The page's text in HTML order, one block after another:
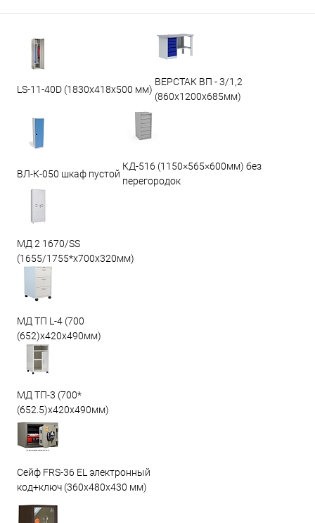
LS-11-40D (1830x418x500 мм)
ВЕРСТАК ВП - 3/1,2
(860х1200х685мм)
ВЛ-К-050 шкаф пустой
КД-516 (1150×565×600мм) без
перегородок
МД 2 1670/SS
(1655/1755*x700x320мм)
МД ТП L-4 (700
(652)x420x490мм)
МД ТП-3 (700*
(652.5)x420x490мм)
Сейф FRS-36 EL электронный
код+ключ (360x480x430 мм)